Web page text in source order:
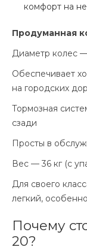
комфорт на
Продуманная
Диаметр колес
Обеспечивает
на городских
Тормозная
сзади
Просты в
Вес — 36 кг (с
Для своего
легкий,
Почему
20?